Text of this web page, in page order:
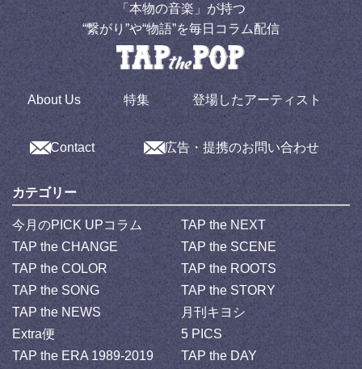
「本物の音楽」が持つ
“繋がり”や“物語”を毎日コラム配信
About Us 特集 登場したアーティスト
Contact 広告・提携のお問い合わせ
カテゴリー
今月のPICK UPコラム
TAP the NEXT
TAP the CHANGE
TAP the SCENE
TAP the COLOR
TAP the ROOTS
TAP the SONG
TAP the STORY
TAP the NEWS
月刊キヨシ
Extra便
5 PICS
TAP the ERA 1989-2019
TAP the DAY